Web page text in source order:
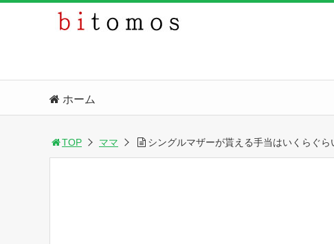
ホーム
TOP ママ シングルマザーが貰える手当はいくらぐ